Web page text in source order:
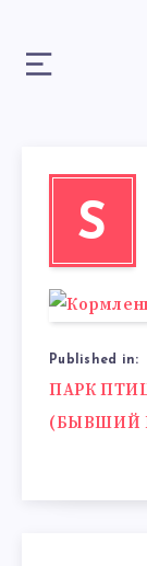
S
Published in:
по
ПАРК ПТИЦ
(БЫВШИЙ